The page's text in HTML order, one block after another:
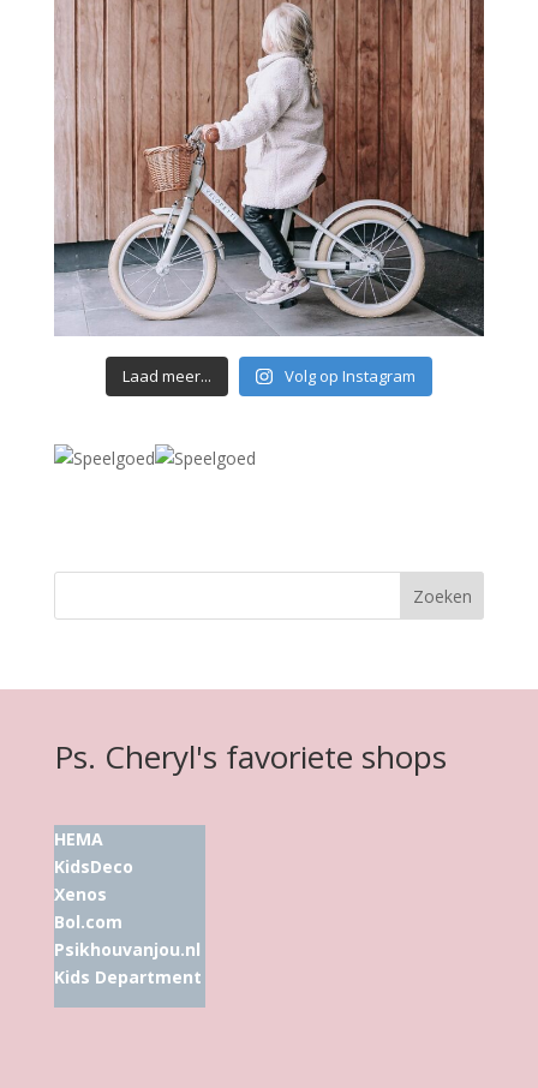
Laad meer... Volg op Instagram
Ps. Cheryl's favoriete shops
HEMA
KidsDeco
Xenos
Bol.com
Psikhouvanjou.nl
Kids Department